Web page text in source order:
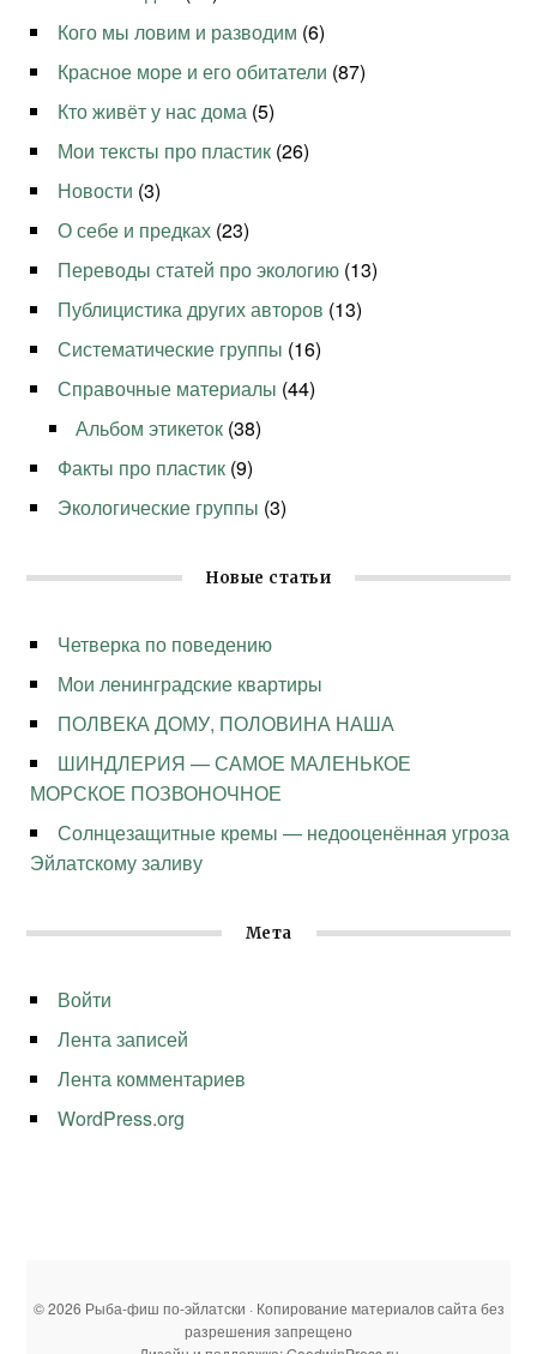
Кого мы ловим и разводим (6)
Красное море и его обитатели (87)
Кто живёт у нас дома (5)
Мои тексты про пластик (26)
Новости (3)
О себе и предках (23)
Переводы статей про экологию (13)
Публицистика других авторов (13)
Систематические группы (16)
Справочные материалы (44)
Альбом этикеток (38)
Факты про пластик (9)
Экологические группы (3)
Новые статьи
Четверка по поведению
Мои ленинградские квартиры
ПОЛВЕКА ДОМУ, ПОЛОВИНА НАША
ШИНДЛЕРИЯ — САМОЕ МАЛЕНЬКОЕ
МОРСКОЕ ПОЗВОНОЧНОЕ
Солнцезащитные кремы — недооценённая угроза
Эйлатскому заливу
Мета
Войти
Лента записей
Лента комментариев
WordPress.org
© 2026 Рыба-фиш по-эйлатски · Копирование материалов сайта без
разрешения запрещено